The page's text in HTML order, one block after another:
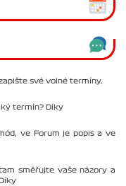
své volné termíny.
termín? Díky
ve Forum je popis a ve
směřujte vaše názory a